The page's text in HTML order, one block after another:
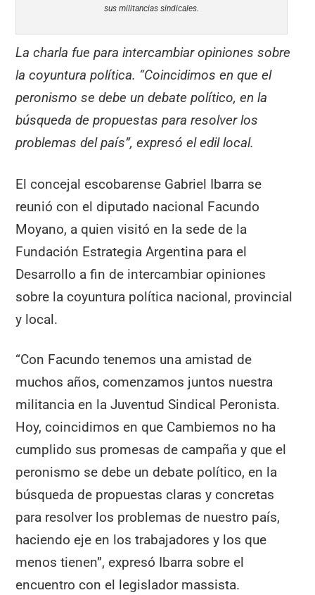
sus militancias sindicales.
La charla fue para intercambiar opiniones sobre
la coyuntura política. “Coincidimos en que el
peronismo se debe un debate político, en la
búsqueda de propuestas para resolver los
problemas del país”, expresó el edil local.
El concejal escobarense Gabriel Ibarra se
reunió con el diputado nacional Facundo
Moyano, a quien visitó en la sede de la
Fundación Estrategia Argentina para el
Desarrollo a fin de intercambiar opiniones
sobre la coyuntura política nacional, provincial
y local.
“Con Facundo tenemos una amistad de
muchos años, comenzamos juntos nuestra
militancia en la Juventud Sindical Peronista.
Hoy, coincidimos en que Cambiemos no ha
cumplido sus promesas de campaña y que el
peronismo se debe un debate político, en la
búsqueda de propuestas claras y concretas
para resolver los problemas de nuestro país,
haciendo eje en los trabajadores y los que
menos tienen”, expresó Ibarra sobre el
encuentro con el legislador massista.